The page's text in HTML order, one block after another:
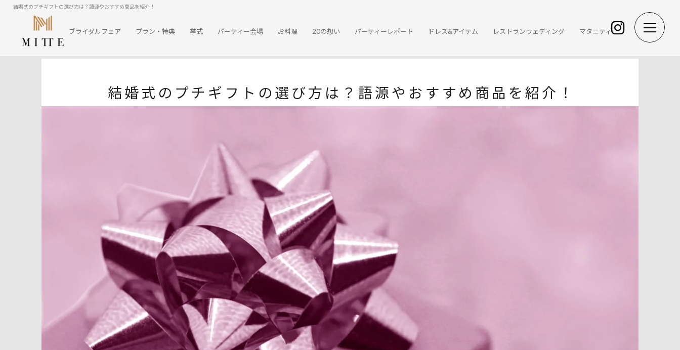
結婚式のプチギフトの選び方は？語源やおすすめ商品を紹介！
ブライダルフェア プラン・特典 挙式 パーティー会場 お料理 20の想い パーティーレポート ドレス&アイテム レストランウェディング マタニティ
結婚式のプチギフトの選び方は？語源やおすすめ商品を紹介！